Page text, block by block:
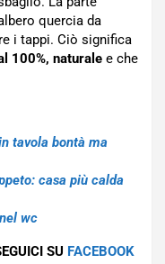
quercia da
i tappi. Ciò significa
100%, naturale e che
tavola bontà ma
casa più calda
wc
SU FACEBOOK